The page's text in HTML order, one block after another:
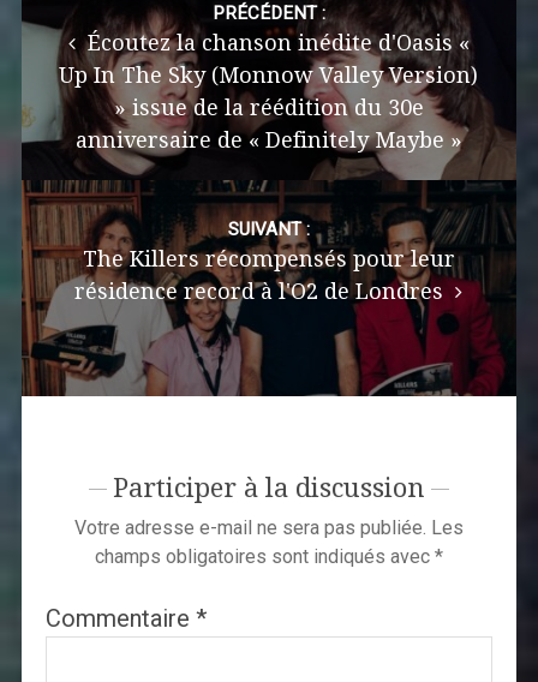
navigation
PRÉCÉDENT :
Écoutez la chanson inédite d'Oasis «
Up In The Sky (Monnow Valley Version)
» issue de la réédition du 30e
anniversaire de « Definitely Maybe »
SUIVANT :
The Killers récompensés pour leur
résidence record à l'O2 de Londres
Participer à la discussion
Votre adresse e-mail ne sera pas publiée. Les
champs obligatoires sont indiqués avec *
Commentaire *